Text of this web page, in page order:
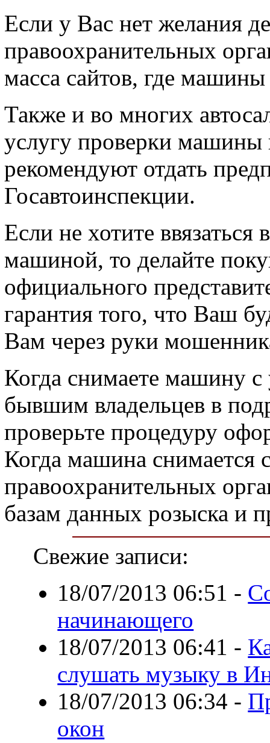
Если у Вас нет желания
правоохранительных
масса сайтов, где
Также и во многих
услугу проверки машины
рекомендуют отдать
Госавтоинспекции.
Если не хотите
машиной, то делайте
официального
гарантия того, что Ваш
Вам через руки
Когда снимаете машину с
бывшим владельцев в
проверьте процедуру
Когда машина снимается
правоохранительных
базам данных розыска и
Свежие записи:
18/07/2013 06:51 -
начинающего
18/07/2013 06:41 -
слушать музыку в
18/07/2013 06:34 -
окон